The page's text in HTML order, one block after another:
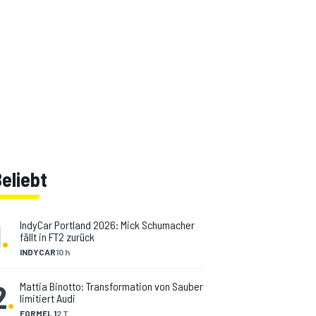
. INDYCAR10 h
IndyCar Portland 2026: Mick Schumacher
fällt in FT2 zurück
. FORMEL 12 T.
Mattia Binotto: Transformation von Sauber
limitiert Audi